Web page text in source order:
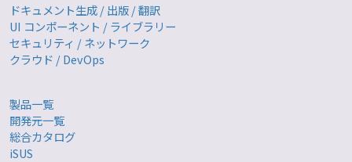
ドキュメント生成 / 出版 / 翻訳
UI コンポーネント / ライブラリー
セキュリティ / ネットワーク
クラウド / DevOps
製品一覧
開発元一覧
総合カタログ
iSUS